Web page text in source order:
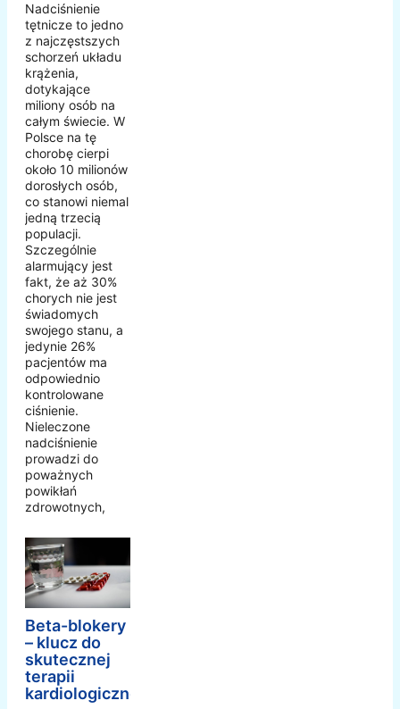
Nadciśnienie
tętnicze to jedno
z najczęstszych
schorzeń układu
krążenia,
dotykające
miliony osób na
całym świecie. W
Polsce na tę
chorobę cierpi
około 10 milionów
dorosłych osób,
co stanowi niemal
jedną trzecią
populacji.
Szczególnie
alarmujący jest
fakt, że aż 30%
chorych nie jest
świadomych
swojego stanu, a
jedynie 26%
pacjentów ma
odpowiednio
kontrolowane
ciśnienie.
Nieleczone
nadciśnienie
prowadzi do
poważnych
powikłań
zdrowotnych,
Beta-blokery
– klucz do
skutecznej
terapii
kardiologicznej